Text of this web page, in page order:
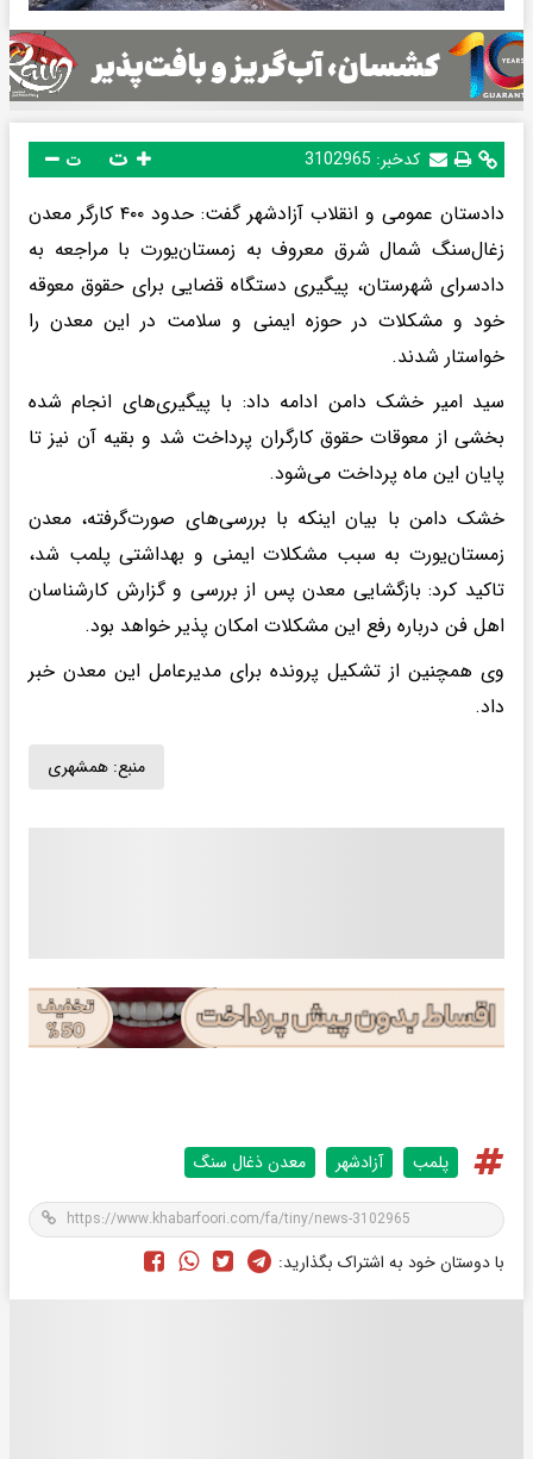
کدخبر: 3102965 ت
دادستان عمومی و انقلاب آزادشهر گفت: حدود ۴۰۰ کارگر معدن
زغال‌سنگ شمال شرق معروف به زمستان‌یورت با مراجعه به
دادسرای شهرستان، پیگیری دستگاه قضایی برای حقوق معوقه
خود و مشکلات در حوزه ایمنی و سلامت در این معدن را
خواستار شدند.
سید امیر خشک دامن ادامه داد: با پیگیری‌های انجام شده
بخشی از معوقات حقوق کارگران پرداخت شد و بقیه آن نیز تا
پایان این ماه پرداخت می‌شود.
خشک دامن با بیان اینکه با بررسی‌های صورت‌گرفته، معدن
زمستان‌یورت به سبب مشکلات ایمنی و بهداشتی پلمب شد،
تاکید کرد: بازگشایی معدن پس از بررسی و گزارش کارشناسان
اهل فن درباره رفع این مشکلات امکان پذیر خواهد بود.
وی همچنین از تشکیل پرونده برای مدیرعامل این معدن خبر
داد.
منبع: همشهری
پلمب آزادشهر معدن ذغال سنگ
با دوستان خود به اشتراک بگذارید: